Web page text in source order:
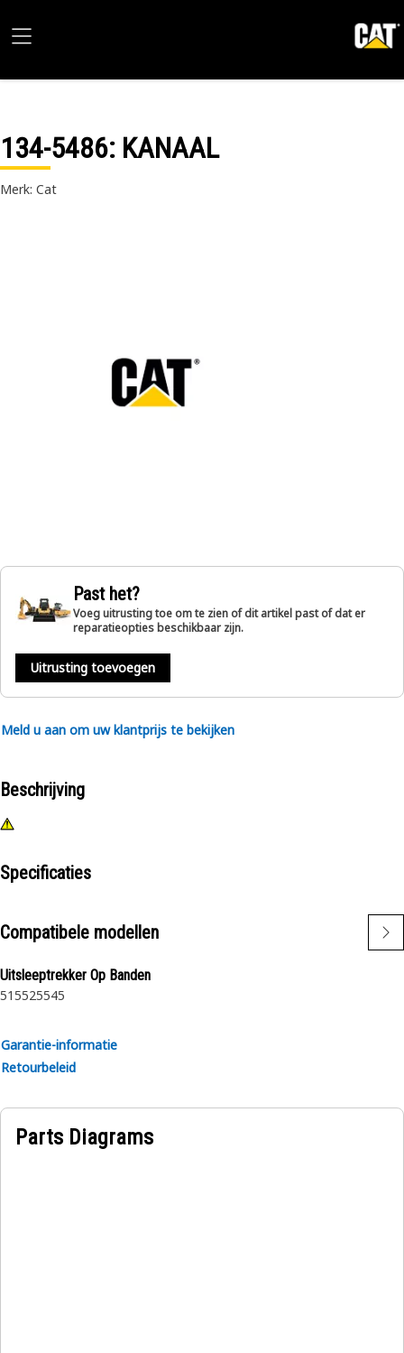
134-5486: KANAAL
Merk: Cat
Past het?
Voeg uitrusting toe om te zien of dit artikel past of dat er
reparatieopties beschikbaar zijn.
Uitrusting toevoegen
Meld u aan om uw klantprijs te bekijken
Beschrijving
Specificaties
Compatibele modellen
Uitsleeptrekker Op Banden
515525545
Garantie-informatie
Retourbeleid
Parts Diagrams